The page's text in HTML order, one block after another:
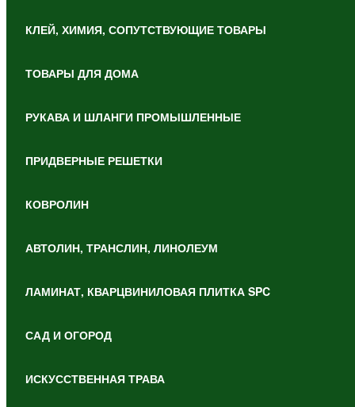
КЛЕЙ, ХИМИЯ, СОПУТСТВУЮЩИЕ ТОВАРЫ
ТОВАРЫ ДЛЯ ДОМА
РУКАВА И ШЛАНГИ ПРОМЫШЛЕННЫЕ
ПРИДВЕРНЫЕ РЕШЕТКИ
КОВРОЛИН
АВТОЛИН, ТРАНСЛИН, ЛИНОЛЕУМ
ЛАМИНАТ, КВАРЦВИНИЛОВАЯ ПЛИТКА SPC
САД И ОГОРОД
ИСКУССТВЕННАЯ ТРАВА